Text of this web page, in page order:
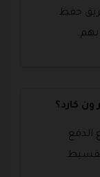
حفظ
كارد؟
الدفع